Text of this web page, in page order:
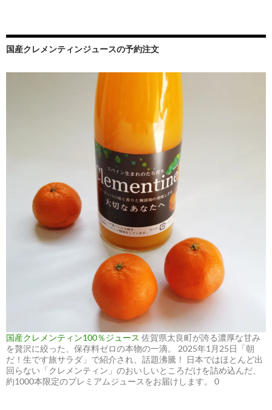
国産クレメンティンジュースの予約注文
国産クレメンティン100％ジュース 佐賀県太良町が誇る濃厚な甘み
を贅沢に絞った、保存料ゼロの本物の一滴。 2025年1月25日「朝
だ！生です旅サラダ」で紹介され、話題沸騰！ 日本ではほとんど出
回らない「クレメンティン」のおいしいところだけを詰め込んだ、
約1000本限定のプレミアムジュースをお届けします。 0